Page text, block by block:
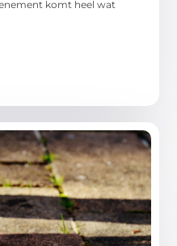
komt heel wat